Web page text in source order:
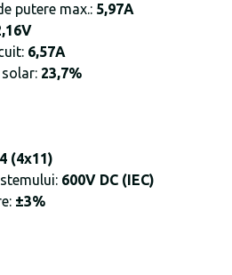
putere max.: 5,97A
6,57A
23,7%
(4x11)
600V DC (IEC)
±3%